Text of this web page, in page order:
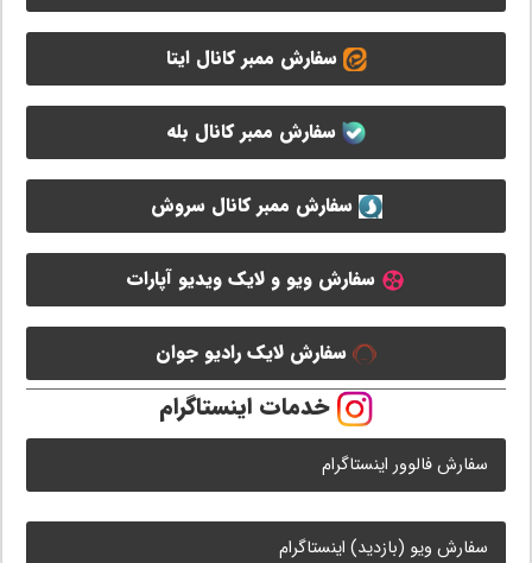
سفارش ممبر کانال ایتا
سفارش ممبر کانال بله
سفارش ممبر کانال سروش
سفارش ویو و لایک ویدیو آپارات
سفارش لایک رادیو جوان
خدمات اینستاگرام
سفارش فالوور اینستاگرام
سفارش ویو (بازدید) اینستاگرام